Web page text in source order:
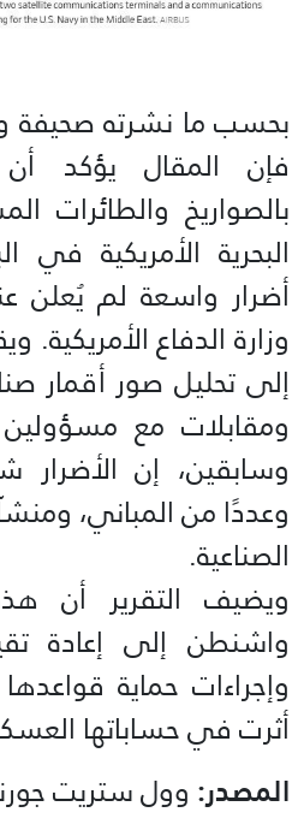
بحسب ما نشرته صحيفة
فإن المقال يؤكد أن
بالصواريخ والطائرات
البحرية الأمريكية
أضرار واسعة لم يُعلن
وزارة الدفاع الأمريكية.
إلى تحليل صور أقمار
ومقابلات مع
وسابقين، إن الأضرار
وعددًا من المباني،
الصناعية.
ويضيف التقرير أن
واشنطن إلى إعادة
وإجراءات حماية
أثرت في حساباتها
المصدر: وول ستريت